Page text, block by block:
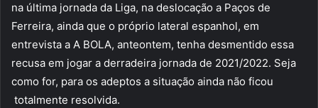
na última jornada da Liga, na deslocação a Paços de
Ferreira, ainda que o próprio lateral espanhol, em
entrevista a A BOLA, anteontem, tenha desmentido essa
recusa em jogar a derradeira jornada de 2021/2022. Seja
como for, para os adeptos a situação ainda não ficou
totalmente resolvida.